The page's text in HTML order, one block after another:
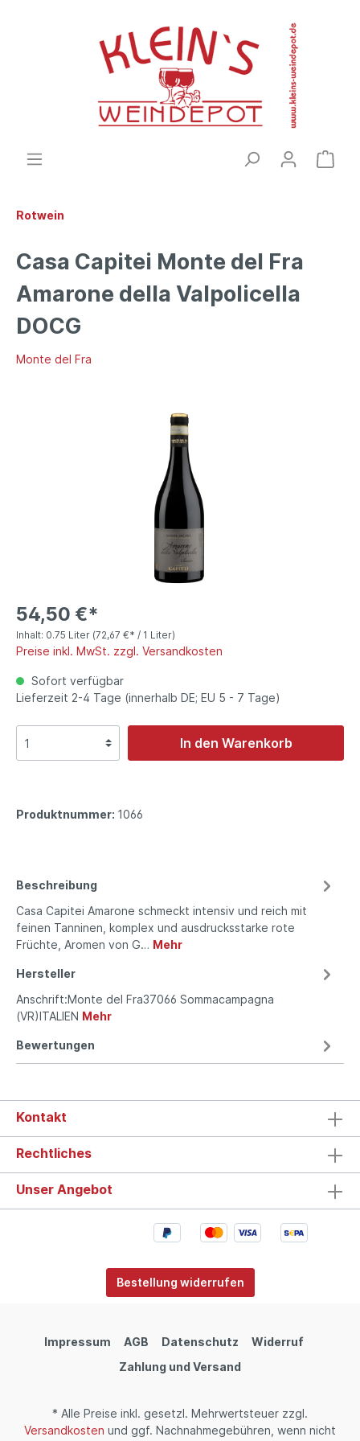
Rotwein
Casa Capitei Monte del Fra
Amarone della Valpolicella
DOCG
Monte del Fra
54,50 €*
Inhalt: 0.75 Liter (72,67 €* / 1 Liter)
Preise inkl. MwSt. zzgl. Versandkosten
Sofort verfügbar
Lieferzeit 2-4 Tage (innerhalb DE; EU 5 - 7 Tage)
In den Warenkorb
Produktnummer: 1066
Beschreibung
Casa Capitei Amarone schmeckt intensiv und reich mit
feinen Tanninen, komplex und ausdrucksstarke rote
Früchte, Aromen von G… Mehr
Hersteller
Anschrift:Monte del Fra37066 Sommacampagna
(VR)ITALIEN Mehr
Bewertungen
Kontakt
Rechtliches
Unser Angebot
Bestellung widerrufen
Impressum AGB Datenschutz
Widerruf
Zahlung und Versand
* Alle Preise inkl. gesetzl. Mehrwertsteuer zzgl.
Versandkosten und ggf. Nachnahmegebühren, wenn nicht